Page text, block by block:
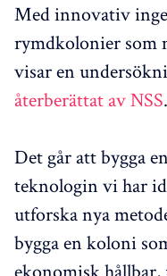
Med innovativ
rymdkolonier som
visar en
återberättat av NSS.
Det går att bygga
teknologin vi har
utforska nya
bygga en koloni
ekonomisk hållbar,